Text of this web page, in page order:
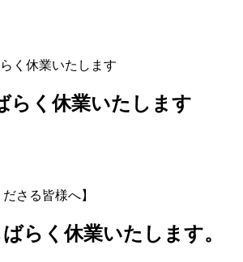
く休業いたします
らく休業いたします
さる皆様へ】
らく休業いたします。